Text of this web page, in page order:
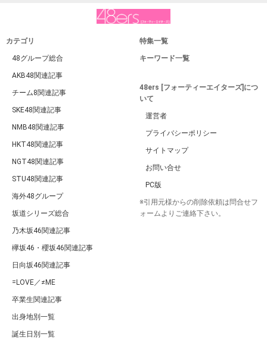
カテゴリ
48グループ総合
AKB48関連記事
チーム8関連記事
SKE48関連記事
NMB48関連記事
HKT48関連記事
NGT48関連記事
STU48関連記事
海外48グループ
坂道シリーズ総合
乃木坂46関連記事
欅坂46・櫻坂46関連記事
日向坂46関連記事
=LOVE／≠ME
卒業生関連記事
出身地別一覧
誕生日別一覧
特集一覧
キーワード一覧
48ers [フォーティーエイターズ]につ
いて
運営者
プライバシーポリシー
サイトマップ
お問い合せ
PC版
※引用元様からの削除依頼は問合せフ
ォームよりご連絡下さい。